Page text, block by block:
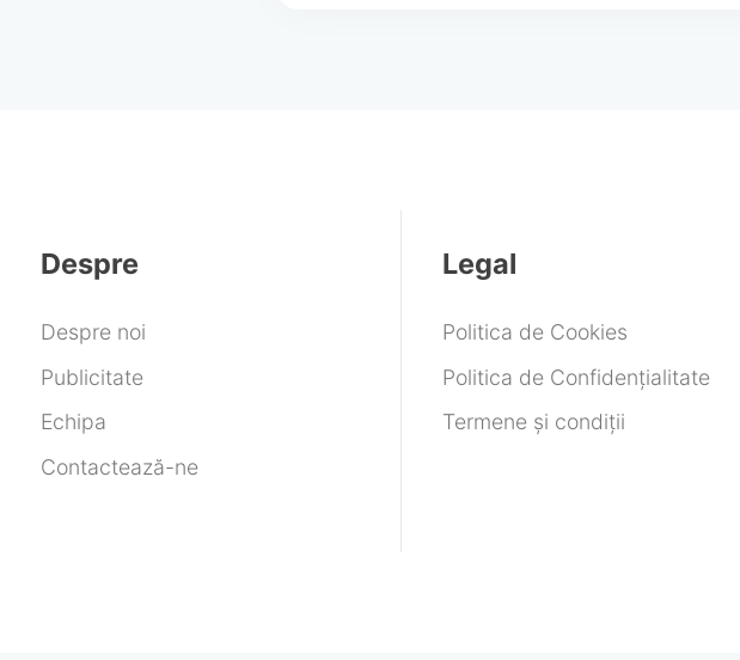
Despre
Despre noi
Publicitate
Echipa
Contactează-ne
Legal
Politica de Cookies
Politica de Confidențialitate
Termene și condiții